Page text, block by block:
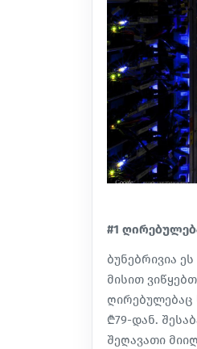
#1
ბუნებრივია
მისით
ღირებულებაც
₾79-დან.
შეღავათი